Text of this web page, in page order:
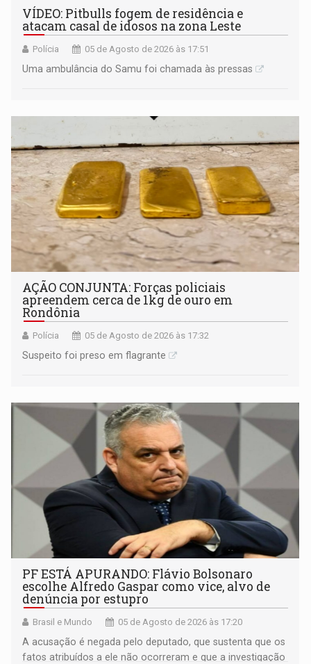
VÍDEO: Pitbulls fogem de residência e
atacam casal de idosos na zona Leste
Polícia 05 de Agosto de 2026 às 17:51
Uma ambulância do Samu foi chamada às pressas
AÇÃO CONJUNTA: Forças policiais
apreendem cerca de 1kg de ouro em
Rondônia
Polícia 05 de Agosto de 2026 às 17:32
Suspeito foi preso em flagrante
PF ESTÁ APURANDO: Flávio Bolsonaro
escolhe Alfredo Gaspar como vice, alvo de
denúncia por estupro
Brasil e Mundo 05 de Agosto de 2026 às 17:20
A acusação é negada pelo deputado, que sustenta que os
fatos atribuídos a ele não ocorreram e que a investigação